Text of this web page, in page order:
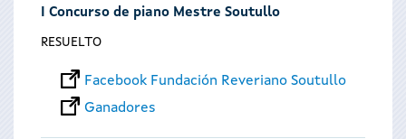
I Concurso de piano Mestre Soutullo
RESUELTO
Facebook Fundación Reveriano Soutullo
Ganadores